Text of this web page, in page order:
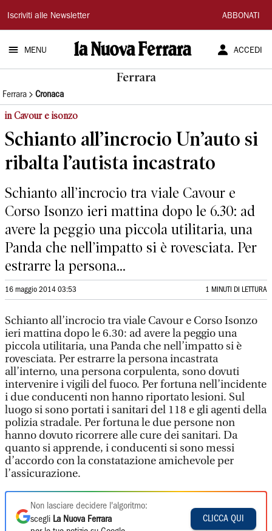
La
Nuova
Ferrara
Iscriviti alle Newsletter ABBONATI
MENU ACCEDI
Ferrara
Ferrara Cronaca
in Cavour e isonzo
Schianto all’incrocio Un’auto si
ribalta l’autista incastrato
Schianto all’incrocio tra viale Cavour e
Corso Isonzo ieri mattina dopo le 6.30: ad
avere la peggio una piccola utilitaria, una
Panda che nell’impatto si è rovesciata. Per
estrarre la persona...
16 maggio 2014 03:53 1 MINUTI DI LETTURA
Schianto all’incrocio tra viale Cavour e Corso Isonzo
ieri mattina dopo le 6.30: ad avere la peggio una
piccola utilitaria, una Panda che nell’impatto si è
rovesciata. Per estrarre la persona incastrata
all’interno, una persona corpulenta, sono dovuti
intervenire i vigili del fuoco. Per fortuna nell’incidente
i due conducenti non hanno riportato lesioni. Sul
luogo si sono portati i sanitari del 118 e gli agenti della
polizia stradale. Per fortuna le due persone non
hanno dovuto ricorrere alle cure dei sanitari. Da
quanto si apprende, i conducenti si sono messi
d’accordo con la constatazione amichevole per
l’assicurazione.
Non lasciare decidere l'algoritmo:
scegli La Nuova Ferrara
CLICCA QUI